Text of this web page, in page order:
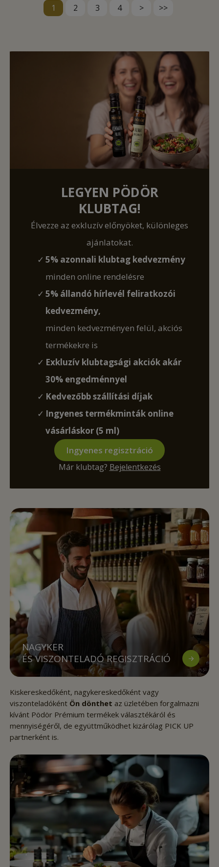
1 2 3 4 > >>
LEGYEN PÖDÖR
KLUBTAG!
Élvezze az exkluzív előnyöket, különleges
ajánlatokat.
5% azonnali klubtag kedvezmény
minden online rendelésre
5% állandó hírlevél feliratkozói
kedvezmény,
minden kedvezményen felül, akciós
termékekre is
Exkluzív klubtagsági akciók akár
30% engedménnyel
Kedvezőbb szállítási díjak
Ingyenes termékminták online
vásárláskor (5 ml)
Ingyenes regisztráció
Már klubtag? Bejelentkezés
NAGYKER
ÉS VISZONTELADÓ REGISZTRÁCIÓ
Kiskereskedőként, nagykereskedőként vagy
viszonteladóként Ön dönthet az üzletében forgalmazni
kívánt Pödör Prémium termékek választékáról és
mennyiségéről, de együttműködhet kizárólag PICK UP
partnerként is.